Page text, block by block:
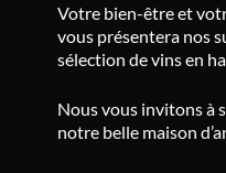
Votre bien-être et
vous présentera nos
sélection de vins en
Nous vous invitons à
notre belle maison